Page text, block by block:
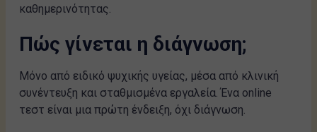
καθημερινότητας.
Πώς γίνεται η διάγνωση;
Μόνο από ειδικό ψυχικής υγείας, μέσα από κλινική
συνέντευξη και σταθμισμένα εργαλεία. Ένα online
τεστ είναι μια πρώτη ένδειξη, όχι διάγνωση.